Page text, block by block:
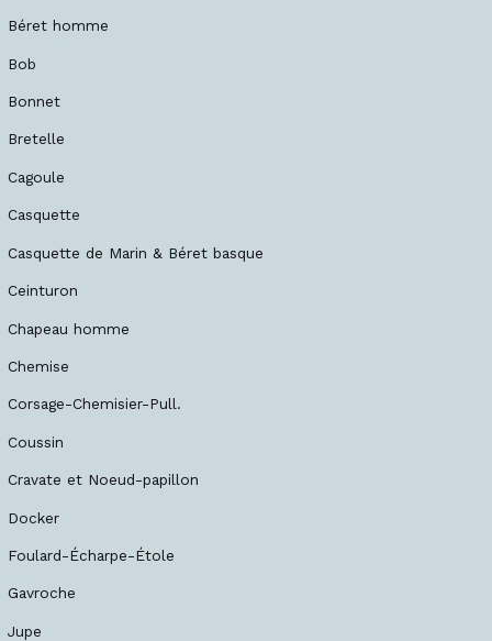
Béret homme
Bob
Bonnet
Bretelle
Cagoule
Casquette
Casquette de Marin & Béret basque
Ceinturon
Chapeau homme
Chemise
Corsage-Chemisier-Pull.
Coussin
Cravate et Noeud-papillon
Docker
Foulard-Écharpe-Étole
Gavroche
Jupe